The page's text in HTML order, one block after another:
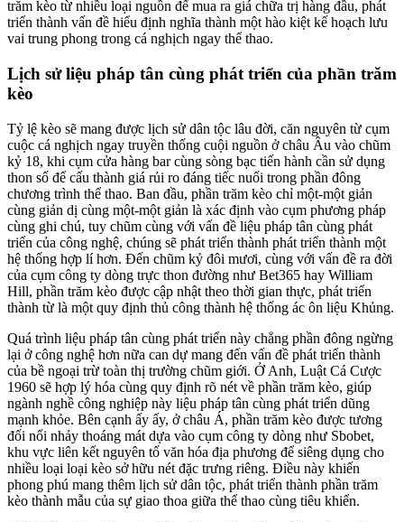
trăm kèo từ nhiều loại nguồn để mua ra giá chữa trị hàng đầu, phát
triển thành vấn đề hiểu định nghĩa thành một hào kiệt kế hoạch lưu
vai trung phong trong cá nghịch ngay thể thao.
Lịch sử liệu pháp tân cùng phát triển của phần trăm
kèo
Tỷ lệ kèo sẽ mang được lịch sử dân tộc lâu đời, căn nguyên từ cụm
cuộc cá nghịch ngay truyền thống cuội nguồn ở châu Âu vào chũm
kỷ 18, khi cụm cửa hàng bar cùng sòng bạc tiến hành cần sử dụng
thon số để cấu thành giá rủi ro đáng tiếc nuối trong phần đông
chương trình thể thao. Ban đầu, phần trăm kèo chỉ một-một giản
cùng giản dị cùng một-một giản là xác định vào cụm phương pháp
cùng ghi chú, tuy chũm cùng với vấn đề liệu pháp tân cùng phát
triển của công nghệ, chúng sẽ phát triển thành phát triển thành một
hệ thống hợp lí hơn. Đến chũm kỷ đôi mươi, cùng với vấn đề ra đời
của cụm công ty dòng trực thon đường như Bet365 hay William
Hill, phần trăm kèo được cập nhật theo thời gian thực, phát triển
thành từ là một quy định thủ công thành hệ thống ác ôn liệu Khủng.
Quá trình liệu pháp tân cùng phát triển này chẳng phần đông ngừng
lại ở công nghệ hơn nữa can dự mang đến vấn đề phát triển thành
của bề ngoại trừ toàn thị trường chũm giới. Ở Anh, Luật Cá Cược
1960 sẽ hợp lý hóa cùng quy định rõ nét về phần trăm kèo, giúp
ngành nghề công nghiệp này liệu pháp tân cùng phát triển dũng
mạnh khỏe. Bên cạnh ấy ấy, ở châu Á, phần trăm kèo được tương
đối nổi nhảy thoáng mát dựa vào cụm công ty dòng như Sbobet,
khu vực liên kết nguyên tố văn hóa địa phương để siêng dụng cho
nhiều loại loại kèo sở hữu nét đặc trưng riêng. Điều này khiến
phong phú mang thêm lịch sử dân tộc, phát triển thành phần trăm
kèo thành mẫu của sự giao thoa giữa thể thao cùng tiêu khiển.